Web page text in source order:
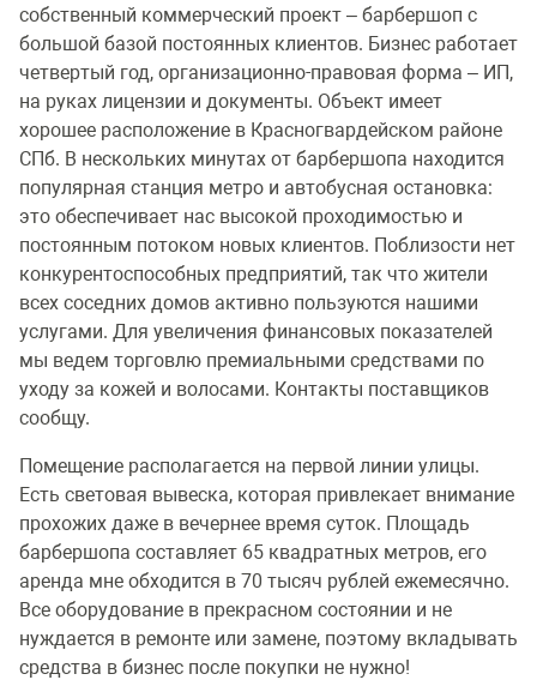
собственный коммерческий проект – барбершоп с
большой базой постоянных клиентов. Бизнес работает
четвертый год, организационно-правовая форма – ИП,
на руках лицензии и документы. Объект имеет
хорошее расположение в Красногвардейском районе
СПб. В нескольких минутах от барбершопа находится
популярная станция метро и автобусная остановка:
это обеспечивает нас высокой проходимостью и
постоянным потоком новых клиентов. Поблизости нет
конкурентоспособных предприятий, так что жители
всех соседних домов активно пользуются нашими
услугами. Для увеличения финансовых показателей
мы ведем торговлю премиальными средствами по
уходу за кожей и волосами. Контакты поставщиков
сообщу.
Помещение располагается на первой линии улицы.
Есть световая вывеска, которая привлекает внимание
прохожих даже в вечернее время суток. Площадь
барбершопа составляет 65 квадратных метров, его
аренда мне обходится в 70 тысяч рублей ежемесячно.
Все оборудование в прекрасном состоянии и не
нуждается в ремонте или замене, поэтому вкладывать
средства в бизнес после покупки не нужно!